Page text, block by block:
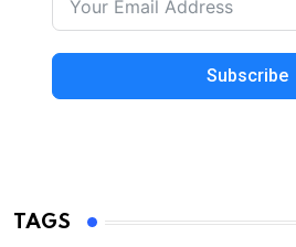
Subscribe
TAGS